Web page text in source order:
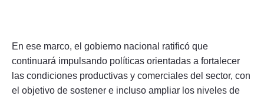
En ese marco, el gobierno nacional ratificó que
continuará impulsando políticas orientadas a fortalecer
las condiciones productivas y comerciales del sector, con
el objetivo de sostener e incluso ampliar los niveles de